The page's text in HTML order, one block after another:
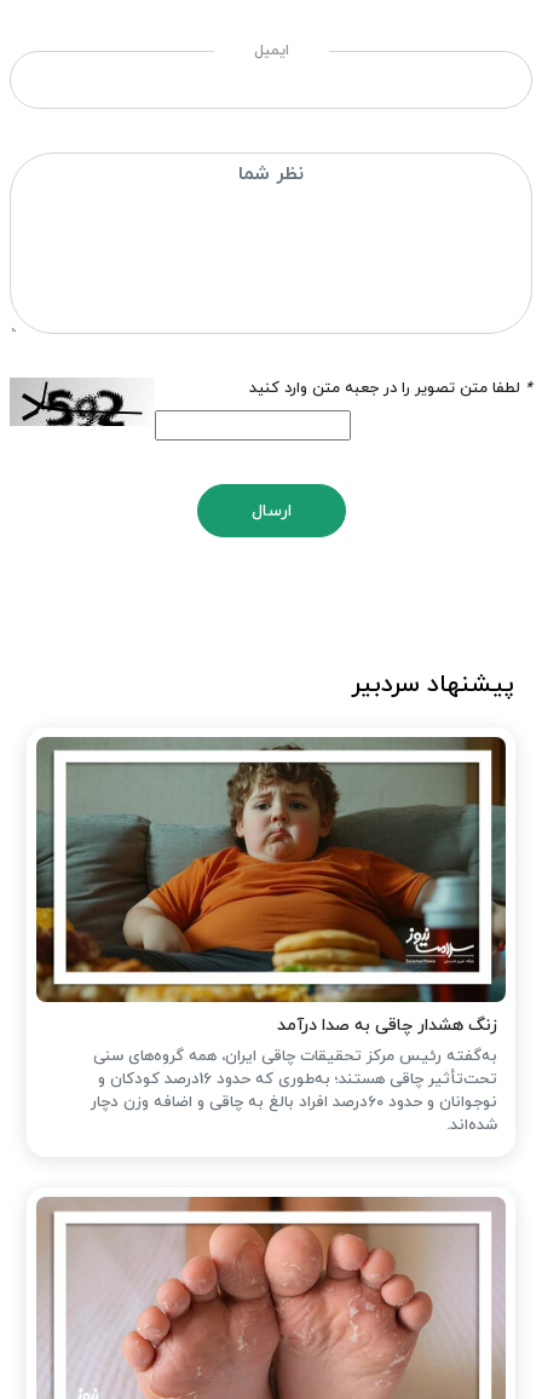
ایمیل
* لطفا متن تصویر را در جعبه متن وارد کنید
ارسال
پیشنهاد سردبیر
زنگ هشدار چاقی به صدا درآمد
به‌گفته رئیس مرکز تحقیقات چاقی ایران، همه گروه‌های سنی
تحت‌تأثیر چاقی هستند؛ به‌طوری که حدود 16درصد کودکان و
نوجوانان و حدود 60درصد افراد بالغ به چاقی و اضافه وزن دچار
شده‌اند.